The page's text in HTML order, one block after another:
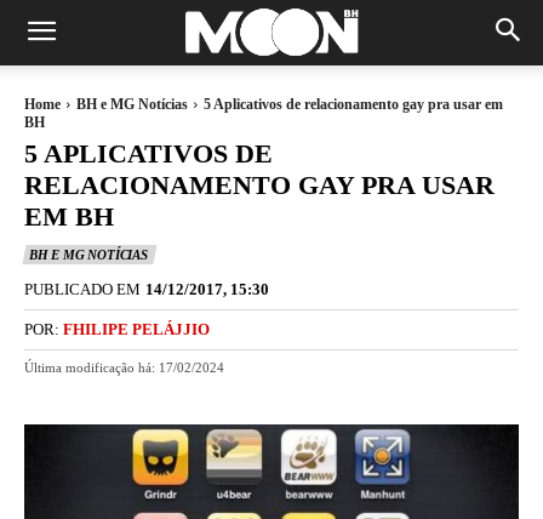
Home BH e MG Notícias
5 Aplicativos de relacionamento gay pra usar em
BH
5 APLICATIVOS DE
RELACIONAMENTO GAY PRA USAR
EM BH
BH E MG NOTÍCIAS
PUBLICADO EM 14/12/2017, 15:30
POR: FHILIPE PELÁJJIO
Última modificação há: 17/02/2024